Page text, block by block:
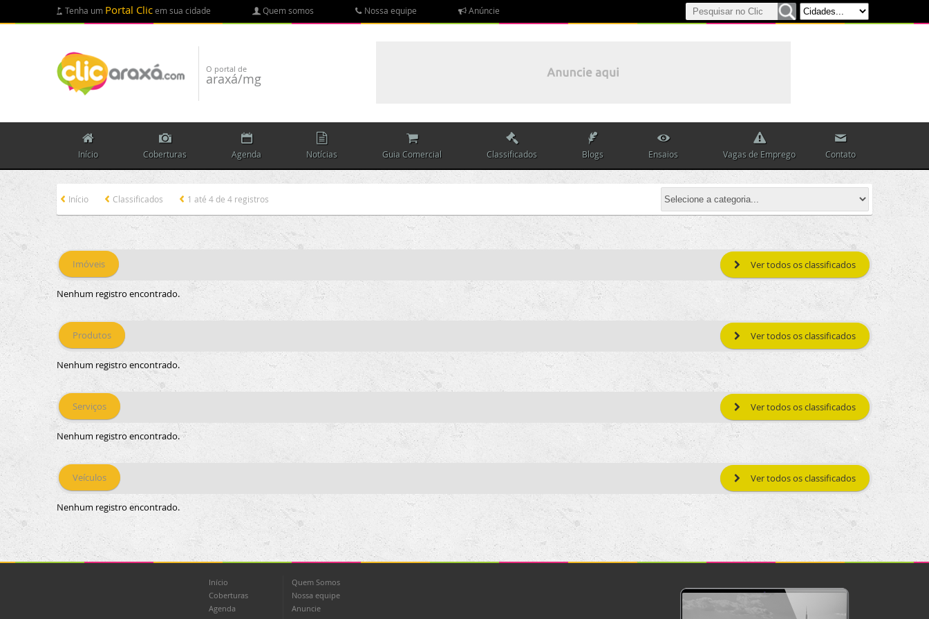
Tenha um Portal Clicem sua cidade Quem somos Nossa equipe Anúncie
O portal de
araxá/mg
Início Coberturas Agenda Notícias Guia Comercial Classificados Blogs Ensaios Vagas de Emprego Contato
Início Classificados 1 até 4 de 4 registros
Imóveis Ver todos os classificados
Nenhum registro encontrado.
Produtos Ver todos os classificados
Nenhum registro encontrado.
Serviços Ver todos os classificados
Nenhum registro encontrado.
Veículos Ver todos os classificados
Nenhum registro encontrado.
Início
Coberturas
Agenda
Quem Somos
Nossa equipe
Anuncie